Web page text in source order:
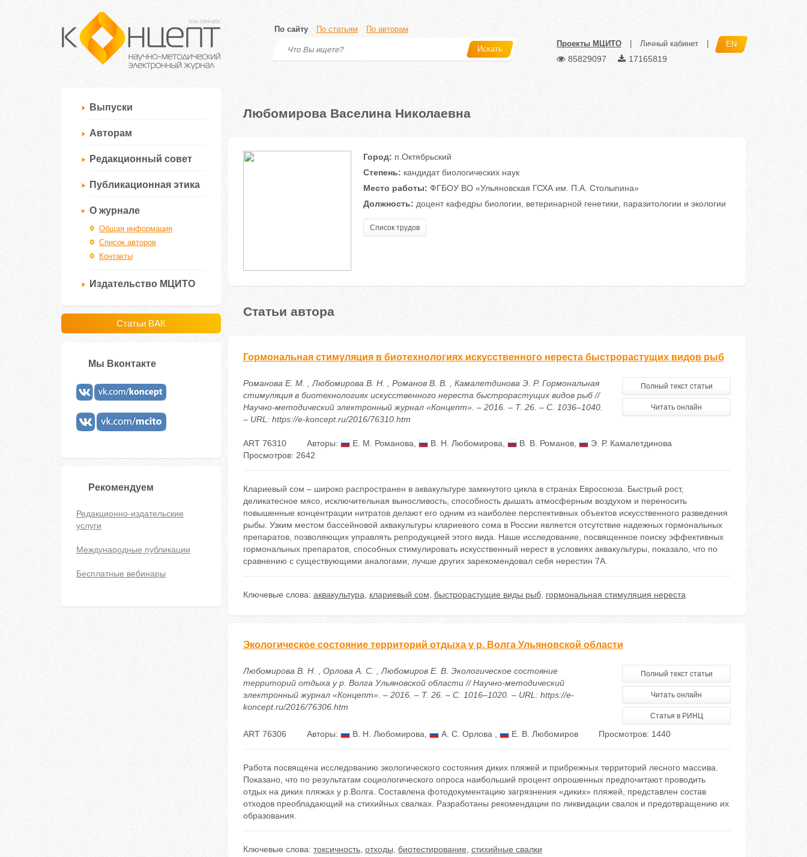
По сайту По статьям По авторам
Искать
Проекты МЦИТО Личный кабинет EN
85829097 17165819
Выпуски
Авторам
Редакционный совет
Публикационная этика
О журнале
Общая информация
Список авторов
Контакты
Издательство МЦИТО
Статьи ВАК
Мы Вконтакте
Рекомендуем
Редакционно-издательские
услуги
Международные публикации
Бесплатные вебинары
Любомирова Васелина Николаевна
Город: п.Октябрьский
Степень: кандидат биологических наук
Место работы: ФГБОУ ВО «Ульяновская ГСХА им. П.А. Столыпина»
Должность: доцент кафедры биологии, ветеринарной генетики, паразитологии и экологии
Список трудов
Статьи автора
Гормональная стимуляция в биотехнологиях искусственного нереста быстрорастущих видов рыб
Романова Е. М. , Любомирова В. Н. , Романов В. В. , Камалетдинова Э. Р. Гормональная
стимуляция в биотехнологиях искусственного нереста быстрорастущих видов рыб //
Научно-методический электронный журнал «Концепт». – 2016. – Т. 26. – С. 1036–1040.
– URL: https://e-koncept.ru/2016/76310.htm
Полный текст статьи
Читать онлайн
ART 76310 Авторы: Е. М. Романова В. Н. Любомирова В. В. Романов,
Э. Р. Камалетдинова
Просмотров: 2642
Клариевый сом – широко распространен в аквакультуре замкнутого цикла в странах Евросоюза. Быстрый рост,
деликатесное мясо, исключительная выносливость, способность дышать атмосферным воздухом и переносить
повышенные концентрации нитратов делают его одним из наиболее перспективных объектов искусственного разведения
рыбы. Узким местом бассейновой аквакультуры клариевого сома в России является отсутствие надежных гормональных
препаратов, позволяющих управлять репродукцией этого вида. Наше исследование, посвященное поиску эффективных
гормональных препаратов, способных стимулировать искусственный нерест в условиях аквакультуры, показало, что по
сравнению с существующими аналогами, лучше других зарекомендовал себя нерестин 7А.
Ключевые слова: аквакультура клариевый сом быстрорастущие виды рыб, гормональная стимуляция нереста
Экологическое состояние территорий отдыха у р. Волга Ульяновской области
Любомирова В. Н. , Орлова А. С. , Любомиров Е. В. Экологическое состояние
территорий отдыха у р. Волга Ульяновской области // Научно-методический
электронный журнал «Концепт». – 2016. – Т. 26. – С. 1016–1020. – URL: https://e-
koncept.ru/2016/76306.htm
Полный текст статьи
Читать онлайн
Статья в РИНЦ
ART 76306 Авторы: В. Н. Любомирова А. С. Орлова Е. В. Любомиров Просмотров: 1440
Работа посвящена исследованию экологического состояния диких пляжей и прибрежных территорий лесного массива.
Показано, что по результатам социологического опроса наибольший процент опрошенных предпочитают проводить
отдых на диких пляжах у р.Волга. Составлена фотодокументацию загрязнения «диких» пляжей, представлен состав
отходов преобладающий на стихийных свалках. Разработаны рекомендации по ликвидации свалок и предотвращению их
образования.
Ключевые слова: токсичность, отходы биотестирование стихийные свалки